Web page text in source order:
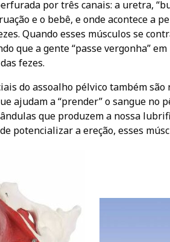
por três canais: a uretra,
e o bebê, e onde acontece a
Quando esses músculos se
que a gente “passe vergonha”
fezes.
do assoalho pélvico também
ajudam a “prender” o sangue
que produzem a nossa
potencializar a ereção, esses